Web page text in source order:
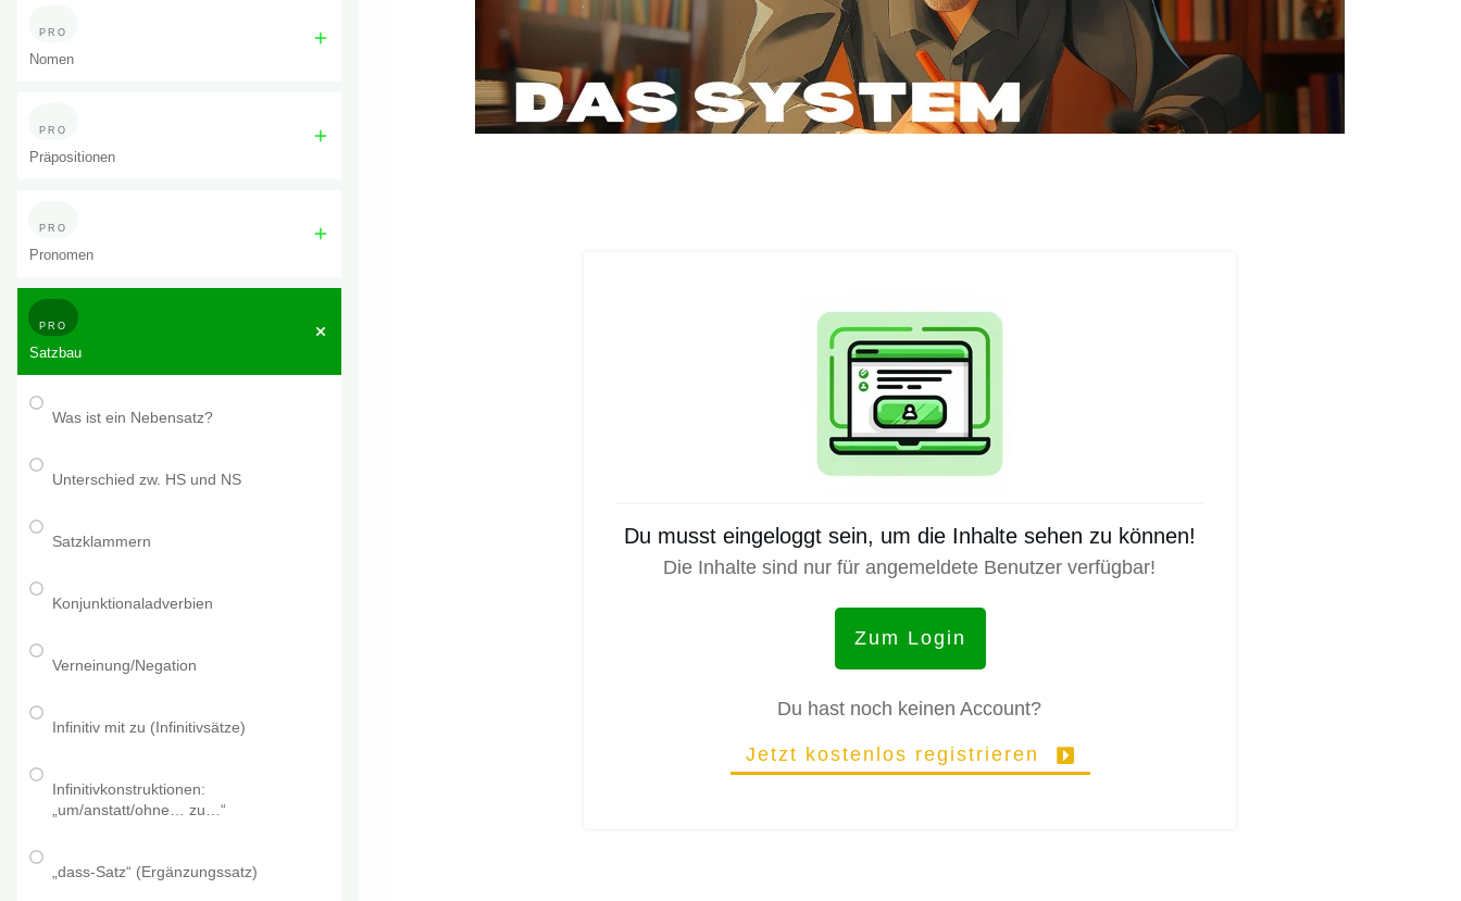
Du musst eingeloggt sein, um die Inhalte sehen zu können!
Die Inhalte sind nur für angemeldete Benutzer verfügbar!
Zum Login
Du hast noch keinen Account?
Jetzt kostenlos registrieren
PRO
Nomen
PRO
Präpositionen
PRO
Pronomen
PRO
Satzbau
Was ist ein Nebensatz?
Unterschied zw. HS und NS
Satzklammern
Konjunktionaladverbien
Verneinung/Negation
Infinitiv mit zu (Infinitivsätze)
Infinitivkonstruktionen:
„um/anstatt/ohne… zu…“
„dass-Satz“ (Ergänzungssatz)